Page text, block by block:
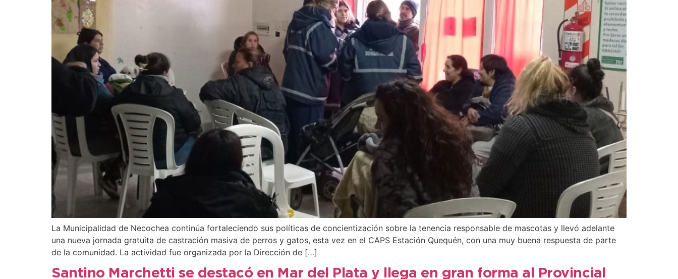
La Municipalidad de Necochea continúa fortaleciendo sus políticas de concientización sobre la tenencia responsable de mascotas y llevó adelante
una nueva jornada gratuita de castración masiva de perros y gatos, esta vez en el CAPS Estación Quequén, con una muy buena respuesta de parte
de la comunidad. La actividad fue organizada por la Dirección de […]
Santino Marchetti se destacó en Mar del Plata y llega en gran forma al Provincial